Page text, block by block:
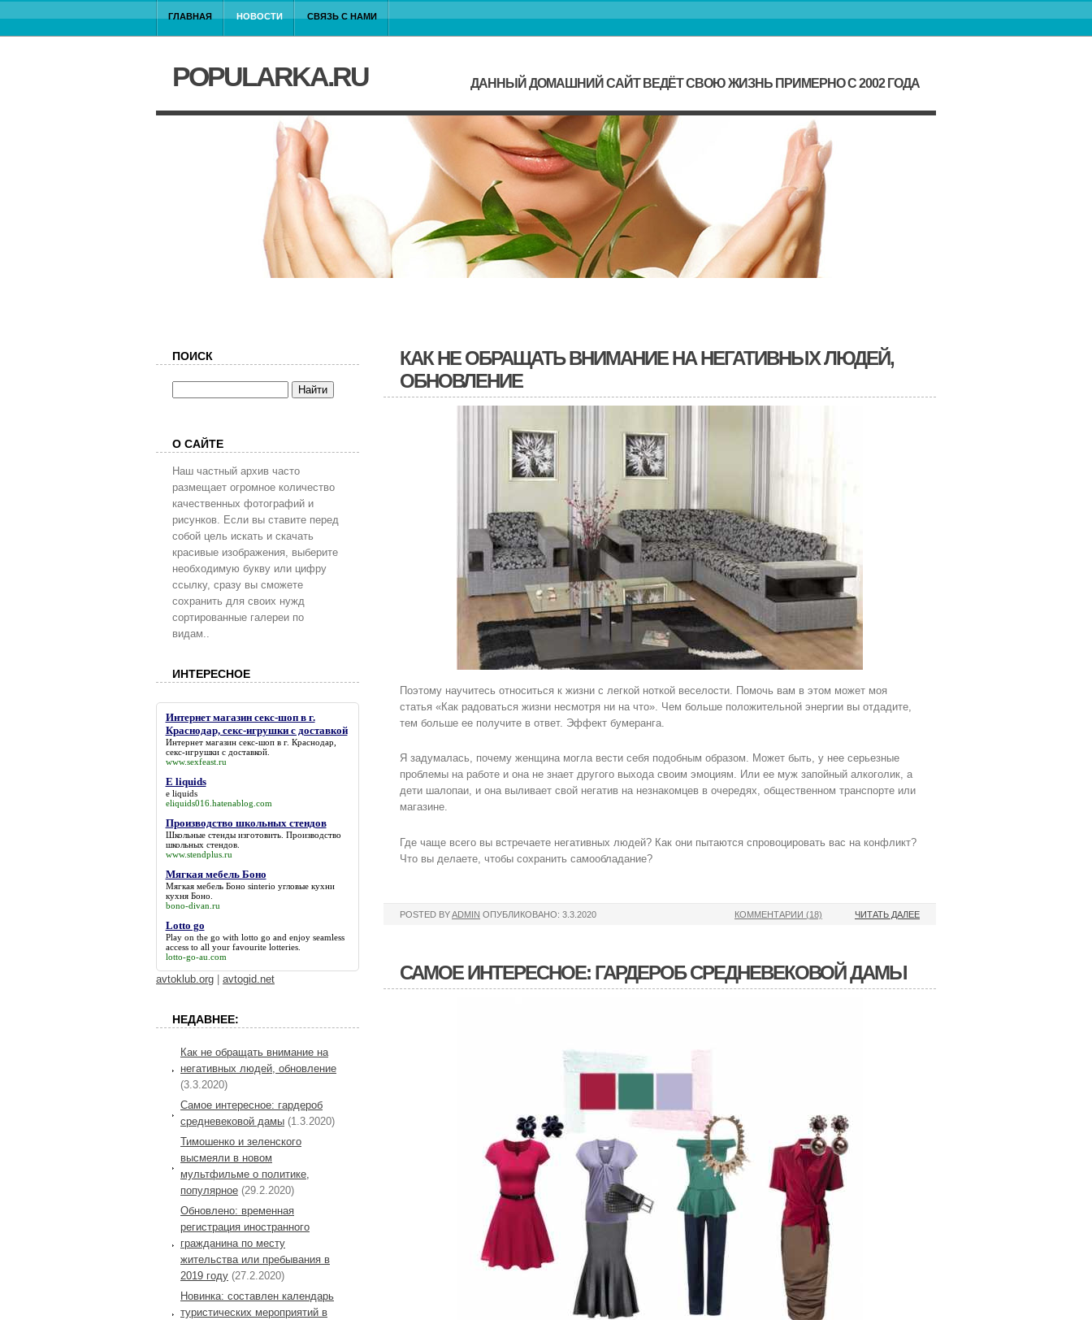
ГЛАВНАЯ НОВОСТИ СВЯЗЬ С НАМИ
POPULARKA.RU ДАННЫЙ ДОМАШНИЙ САЙТ ВЕДЁТ СВОЮ ЖИЗНЬ ПРИМЕРНО С 2002 ГОДА
КАК НЕ ОБРАЩАТЬ ВНИМАНИЕ НА НЕГАТИВНЫХ ЛЮДЕЙ,
ОБНОВЛЕНИЕ
Поэтому научитесь относиться к жизни с легкой ноткой веселости. Помочь вам в этом может моя
статья «Как радоваться жизни несмотря ни на что». Чем больше положительной энергии вы отдадите,
тем больше ее получите в ответ. Эффект бумеранга.
Я задумалась, почему женщина могла вести себя подобным образом. Может быть, у нее серьезные
проблемы на работе и она не знает другого выхода своим эмоциям. Или ее муж запойный алкоголик, а
дети шалопаи, и она выливает свой негатив на незнакомцев в очередях, общественном транспорте или
магазине.
Где чаще всего вы встречаете негативных людей? Как они пытаются спровоцировать вас на конфликт?
Что вы делаете, чтобы сохранить самообладание?
POSTED BYADMIN ОПУБЛИКОВАНО: 3.3.2020 ЧИТАТЬ ДАЛЕЕ
КОММЕНТАРИИ (18)
САМОЕ ИНТЕРЕСНОЕ: ГАРДЕРОБ СРЕДНЕВЕКОВОЙ ДАМЫ
ПОИСК
О САЙТЕ
Наш частный архив часто
размещает огромное количество
качественных фотографий и
рисунков. Если вы ставите перед
собой цель искать и скачать
красивые изображения, выберите
необходимую букву или цифру
ссылку, сразу вы сможете
сохранить для своих нужд
сортированные галереи по
видам..
ИНТЕРЕСНОЕ
Интернет магазин секс-шоп в г.
Краснодар, секс-игрушки с доставкой
Интернет магазин секс-шоп в г. Краснодар,
секс-игрушки с доставкой.
www.sexfeast.ru
E liquids
e liquids
eliquids016.hatenablog.com
Производство школьных стендов
Школьные стенды изготовить. Производство
школьных стендов.
www.stendplus.ru
Мягкая мебель Боно
Мягкая мебель Боно sinterio угловые кухни
кухня Боно.
bono-divan.ru
Lotto go
Play on the go with lotto go and enjoy seamless
access to all your favourite lotteries.
lotto-go-au.com
avtoklub.org avtogid.net
НЕДАВНЕЕ:
Как не обращать внимание на
негативных людей, обновление
(3.3.2020)
Самое интересное: гардероб
средневековой дамы (1.3.2020)
Тимошенко и зеленского
высмеяли в новом
мультфильме о политике,
популярное (29.2.2020)
Обновлено: временная
регистрация иностранного
гражданина по месту
жительства или пребывания в
2019 году (27.2.2020)
Новинка: составлен календарь
туристических мероприятий в